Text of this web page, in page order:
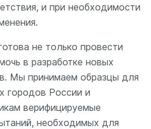
и при необходимости
не только провести
в разработке новых
Мы принимаем образцы для
городов России и
верифицируемые
необходимых для